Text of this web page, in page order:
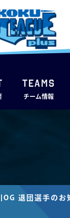
TEAMS
チーム情報
OG 退団選手のお